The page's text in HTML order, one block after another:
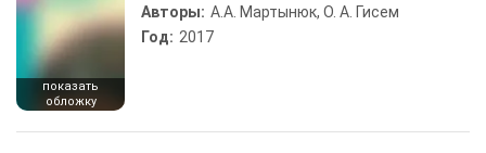
показать
обложку
Авторы: А.А. Мартынюк, О. А. Гисем
Год: 2017